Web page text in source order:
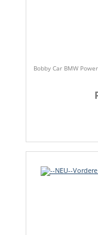
Bobby Car BMW